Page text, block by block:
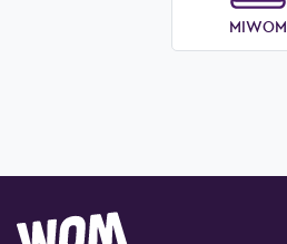
MIWOM